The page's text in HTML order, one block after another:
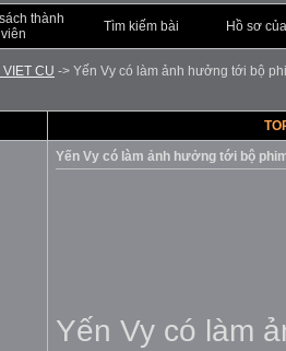
thành
viên
Tìm kiếm bài Hồ sơ
VIET CU -> Yến Vy có làm ảnh hưởng tới bộ
Yến Vy có làm ảnh hưởng tới bộ
Yến Vy có làm